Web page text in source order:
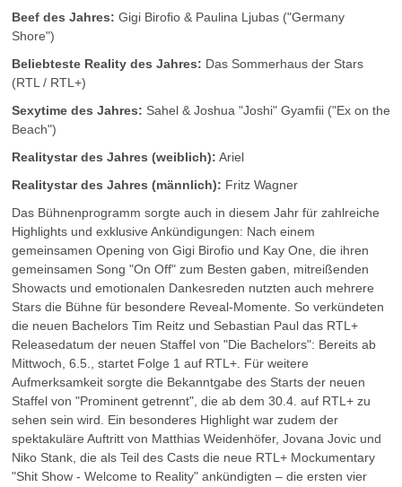
Beef des Jahres: Gigi Birofio & Paulina Ljubas ("Germany
Shore")
Beliebteste Reality des Jahres: Das Sommerhaus der Stars
(RTL / RTL+)
Sexytime des Jahres: Sahel & Joshua "Joshi" Gyamfii ("Ex on the
Beach")
Realitystar des Jahres (weiblich): Ariel
Realitystar des Jahres (männlich): Fritz Wagner
Das Bühnenprogramm sorgte auch in diesem Jahr für zahlreiche
Highlights und exklusive Ankündigungen: Nach einem
gemeinsamen Opening von Gigi Birofio und Kay One, die ihren
gemeinsamen Song "On Off" zum Besten gaben, mitreißenden
Showacts und emotionalen Dankesreden nutzten auch mehrere
Stars die Bühne für besondere Reveal-Momente. So verkündeten
die neuen Bachelors Tim Reitz und Sebastian Paul das RTL+
Releasedatum der neuen Staffel von "Die Bachelors": Bereits ab
Mittwoch, 6.5., startet Folge 1 auf RTL+. Für weitere
Aufmerksamkeit sorgte die Bekanntgabe des Starts der neuen
Staffel von "Prominent getrennt", die ab dem 30.4. auf RTL+ zu
sehen sein wird. Ein besonderes Highlight war zudem der
spektakuläre Auftritt von Matthias Weidenhöfer, Jovana Jovic und
Niko Stank, die als Teil des Casts die neue RTL+ Mockumentary
"Shit Show - Welcome to Reality" ankündigten – die ersten vier